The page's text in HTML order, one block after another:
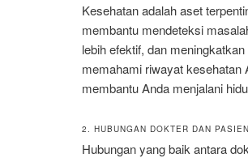
Kesehatan adalah aset
membantu mendeteksi
lebih efektif, dan
memahami riwayat kesehatan
membantu Anda menjalani
2. HUBUNGAN DOKTER DAN PASIEN
Hubungan yang baik antara